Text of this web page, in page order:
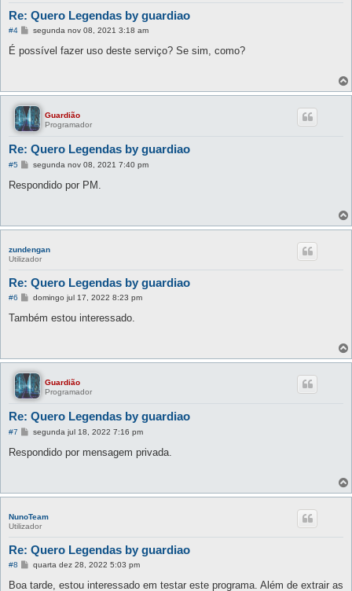
Re: Quero Legendas by guardiao
#4
M
n
m
segunda nov 08, 2021 3:18 am
É possível fazer uso deste serviço? Se sim, como?
Guardião
Programador
Re: Quero Legendas by guardiao
#5
M
n
m
segunda nov 08, 2021 7:40 pm
Respondido por PM.
zundengan
Utilizador
Re: Quero Legendas by guardiao
#6
M
n
m
domingo jul 17, 2022 8:23 pm
Também estou interessado.
Guardião
Programador
Re: Quero Legendas by guardiao
#7
M
n
m
segunda jul 18, 2022 7:16 pm
Respondido por mensagem privada.
NunoTeam
Utilizador
Re: Quero Legendas by guardiao
#8
M
n
quarta dez 28, 2022 5:03 pm
Boa tarde, estou interessado em testar este programa. Além de extrair as